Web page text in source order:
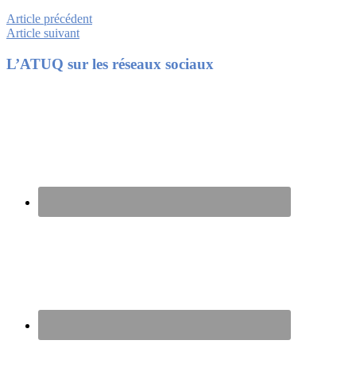
Article précédent
Article suivant
Footer
L’ATUQ sur les réseaux sociaux